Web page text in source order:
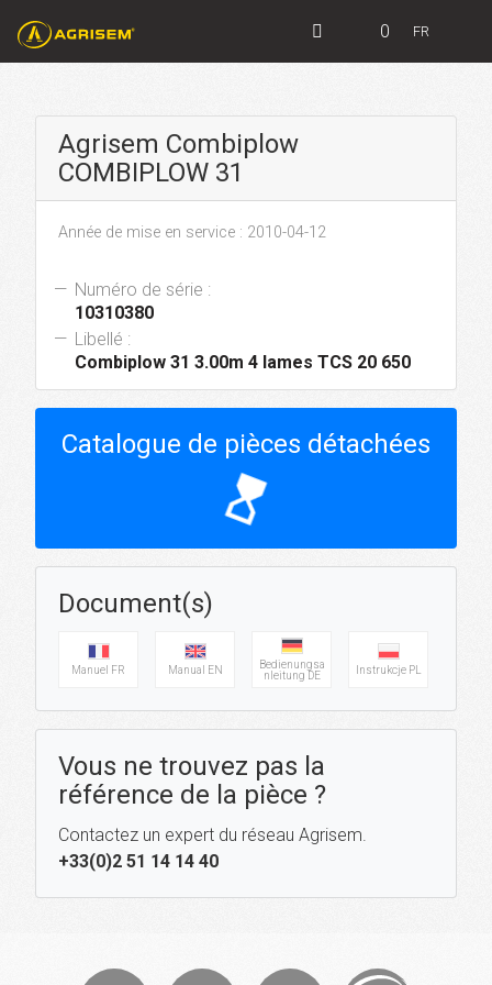
0 FR
Agrisem Combiplow
COMBIPLOW 31
Année de mise en service : 2010-04-12
Numéro de série :
10310380
Libellé :
Combiplow 31 3.00m 4 lames TCS 20 650
Catalogue de pièces détachées
hourglass_top
Document(s)
Manuel FR Manual EN
Bedienungsa
nleitung DE
Instrukcje PL
Vous ne trouvez pas la
référence de la pièce ?
Contactez un expert du réseau Agrisem.
+33(0)2 51 14 14 40